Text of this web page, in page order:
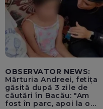
OBSERVATOR NEWS:
Mărturia Andreei, fetița
găsită după 3 zile de
căutări în Bacău: "Am
fost în parc, apoi la o